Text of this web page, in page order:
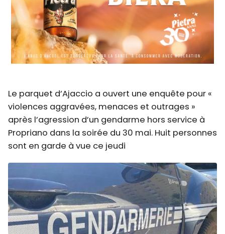
Le parquet d’Ajaccio a ouvert une enquête pour «
violences aggravées, menaces et outrages »
après l’agression d’un gendarme hors service à
Propriano dans la soirée du 30 mai. Huit personnes
sont en garde à vue ce jeudi